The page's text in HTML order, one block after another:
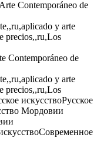
Contemporáneo de
y arte
precios,,ru,Los
Русское
Современное